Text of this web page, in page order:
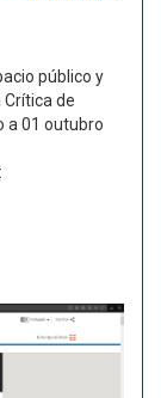
público y
de
a 01 outubro